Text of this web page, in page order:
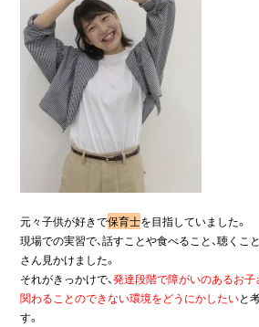
元々子供が好きで保育士を目指していました。
現場での実習で、話すことや食べること、聴くこ
さん見かけました。
それがきっかけで、発達段階で障がいのあるお
関わることのできない環境をどうにかしたいと
す。